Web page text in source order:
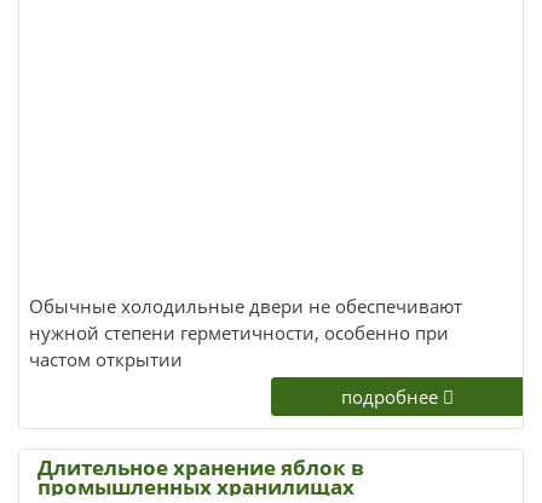
Обычные холодильные двери не обеспечивают
нужной степени герметичности, особенно при
частом открытии
подробнее
Длительное хранение яблок в
промышленных хранилищах